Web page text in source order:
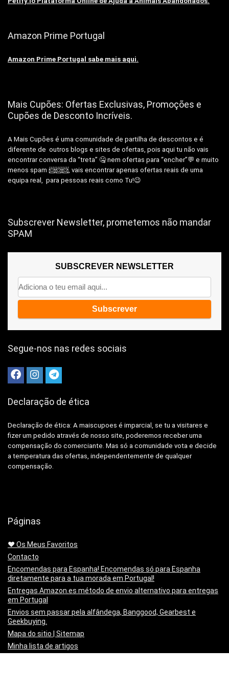
Amazon Prime Portugal
Amazon Prime Portugal sabe mais aqui.
Mais Cupões: Ofertas Exclusivas, Promoções e
Cupões de Desconto Incríveis.
A Mais Cupões é uma comunidade de partilha de descontos e é
diferente de outros blogs e sites de ofertas, pois aqui tu não vais
encontrar conversa da “treta” 🤐 nem ofertas para “encher”💬 e muito
menos spam 📨📨📨, vais encontrar apenas ofertas reais de uma
equipa real, para pessoas reais como Tu!😉
Subscrever Newsletter, prometemos não mandar
SPAM
SUBSCREVER NEWSLETTER
Segue-nos nas redes sociais
Declaração de ética
Declaração de ética: A maiscupoes é imparcial, se tu a visitares e
fizer um pedido através de nosso site, poderemos receber uma
compensação do comerciante. Mas só a comunidade vota e decide
a temperatura das ofertas, independentemente de qualquer
compensação.
Páginas
❤️ Os Meus Favoritos
Contacto
Encomendas para Espanha! Encomendas só para Espanha
diretamente para a tua morada em Portugal!
Entregas Amazon.es método de envio alternativo para entregas
em Portugal
Envios sem passar pela alfândega, Banggood, Gearbest e
Geekbuying.
Mapa do sitio | Sitemap
Minha lista de artigos